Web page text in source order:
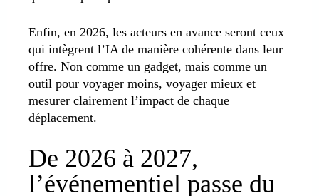
Enfin, en 2026, les acteurs en avance seront ceux
qui intègrent l’IA de manière cohérente dans leur
offre. Non comme un gadget, mais comme un
outil pour voyager moins, voyager mieux et
mesurer clairement l’impact de chaque
déplacement.
De 2026 à 2027,
l’événementiel passe du